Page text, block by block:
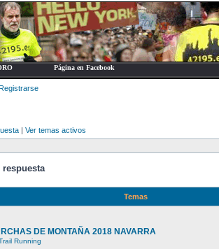
Página en Facebook
| Ver temas activos
respuesta
Temas
DE MONTAÑA 2018 NAVARRA
Running